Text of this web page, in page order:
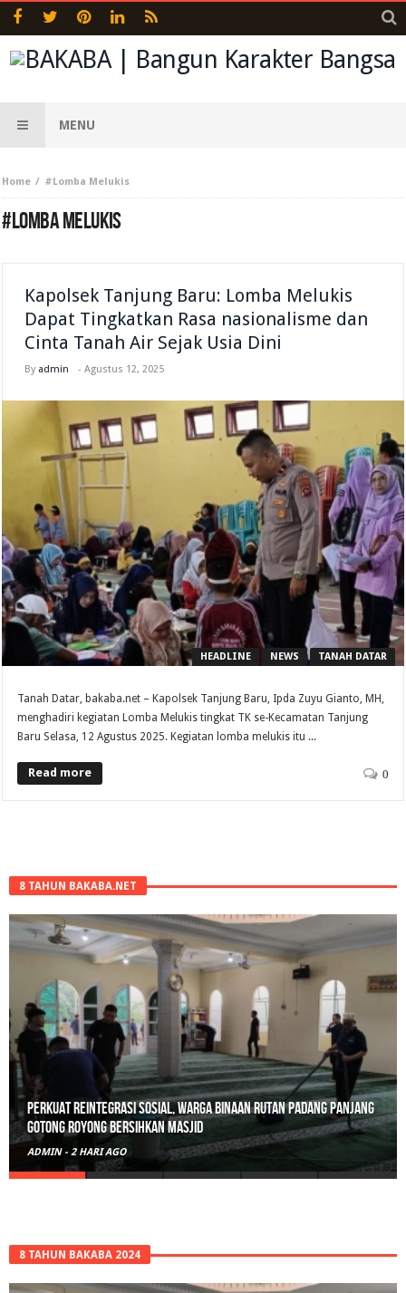
MENU
Home #Lomba Melukis
#LOMBA MELUKIS
Kapolsek Tanjung Baru: Lomba Melukis
Dapat Tingkatkan Rasa nasionalisme dan
Cinta Tanah Air Sejak Usia Dini
By admin -Agustus 12, 2025
HEADLINE NEWS TANAH DATAR
Tanah Datar, bakaba.net – Kapolsek Tanjung Baru, Ipda Zuyu Gianto, MH,
menghadiri kegiatan Lomba Melukis tingkat TK se-Kecamatan Tanjung
Baru Selasa, 12 Agustus 2025. Kegiatan lomba melukis itu ...
Read more 0
8 TAHUN BAKABA.NET
Perkuat Reintegrasi Sosial, Warga Binaan Rutan Padang Panjang
Gotong Royong Bersihkan Masjid
ADMIN - 2 HARI AGO
8 TAHUN BAKABA 2024